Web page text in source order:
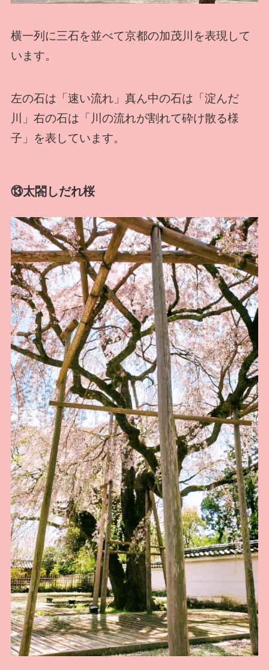
横一列に三石を並べて京都の加茂川を表現して
います。
左の石は「速い流れ」真ん中の石は「淀んだ
川」右の石は「川の流れが割れて砕け散る様
子」を表しています。
⑬太閤しだれ桜